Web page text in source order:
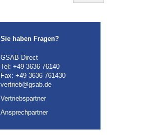
Sie haben Fragen?
GSAB Direct
Tel: +49 3636 76140
Fax: +49 3636 761430
vertrieb@gsab.de
Vertriebspartner
Ansprechpartner